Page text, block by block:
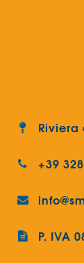
Riviera
+39
P. IVA